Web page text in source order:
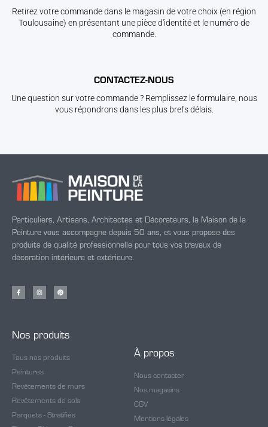
Retirez votre commande dans le magasin de votre choix (en région
Toulousaine) en présentant une pièce d'identité et le numéro de
commande.
CONTACTEZ-NOUS
Une question sur votre commande ? Remplissez le formulaire, nous
vous répondrons dans les plus brefs délais.
Particuliers, Artisans, Architectes et Décorateurs, la Maison de la
Peinture vous accompagne depuis 50 ans, et vous propose des
produits de qualité professionnelle pour tous vos travaux de
décoration intérieure et extérieure.
Nos produits
Tous nos produits
Peintures
Revêtements de murs
Revêtements de sols
Parquets - Stratifiés
À propos
Nous contacter
Nos magasins
CGV
Mentions légales